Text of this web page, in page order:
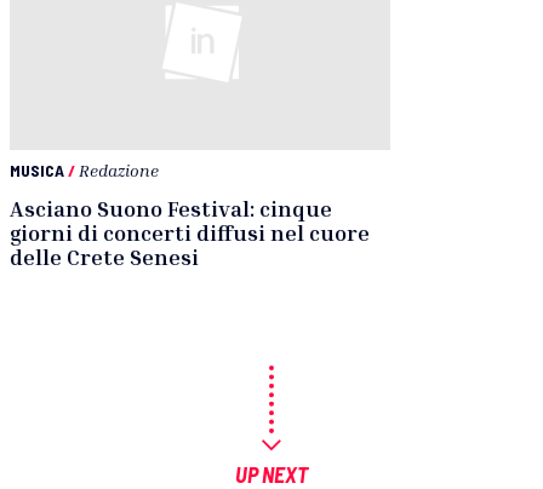
MUSICA/ Redazione
Asciano Suono Festival: cinque
giorni di concerti diffusi nel cuore
delle Crete Senesi
UP NEXT